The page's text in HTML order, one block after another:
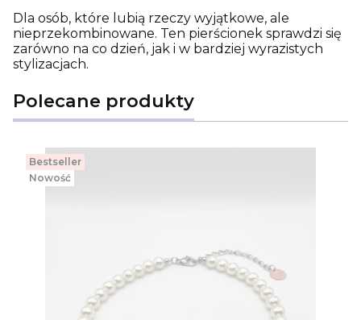
Dla osób, które lubią rzeczy wyjątkowe, ale
nieprzekombinowane. Ten pierścionek sprawdzi się
zarówno na co dzień, jak i w bardziej wyrazistych
stylizacjach.
Polecane produkty
Bestseller
Nowość